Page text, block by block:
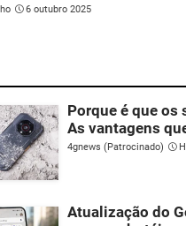
6 outubro 2025
Porque é que os
As vantagens
4gnews (Patrocinado)
Atualização do